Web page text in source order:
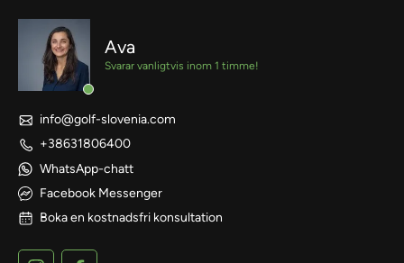
Ava
Svarar vanligtvis inom 1 timme!
info@golf-slovenia.com
+38631806400
WhatsApp-chatt
Facebook Messenger
Boka en kostnadsfri konsultation